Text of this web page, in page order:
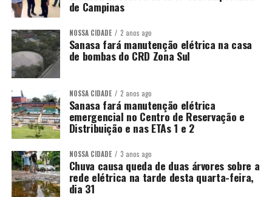
de Campinas
NOSSA CIDADE 2 anos ago
Sanasa fará manutenção elétrica na casa
de bombas do CRD Zona Sul
NOSSA CIDADE 2 anos ago
Sanasa fará manutenção elétrica
emergencial no Centro de Reservação e
Distribuição e nas ETAs 1 e 2
NOSSA CIDADE 3 anos ago
Chuva causa queda de duas árvores sobre a
rede elétrica na tarde desta quarta-feira,
dia 31